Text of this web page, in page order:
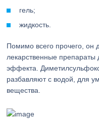
гель;
жидкость.
Помимо всего прочего, он
лекарственные препараты
эффекта.
разбавляют с водой, для
вещества.